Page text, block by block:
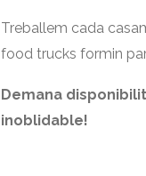
Treballem cada
food trucks formin
Demana
inoblidable!